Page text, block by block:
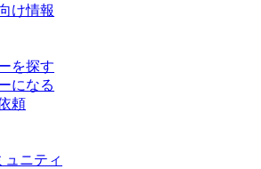
け情報
を探す
になる
頼
ュニティ